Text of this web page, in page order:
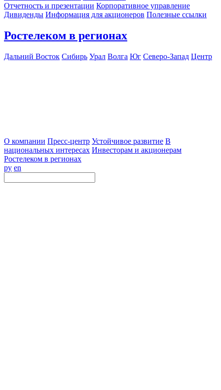
Отчетность и презентации Корпоративное управление
Дивиденды Информация для акционеров Полезные ссылки
Ростелеком в регионах
Дальний Восток Сибирь Урал Волга Юг Северо-Запад Центр
О компании Пресс-центр Устойчивое развитие В
национальных интересах Инвесторам и акционерам
Ростелеком в регионах
ру en